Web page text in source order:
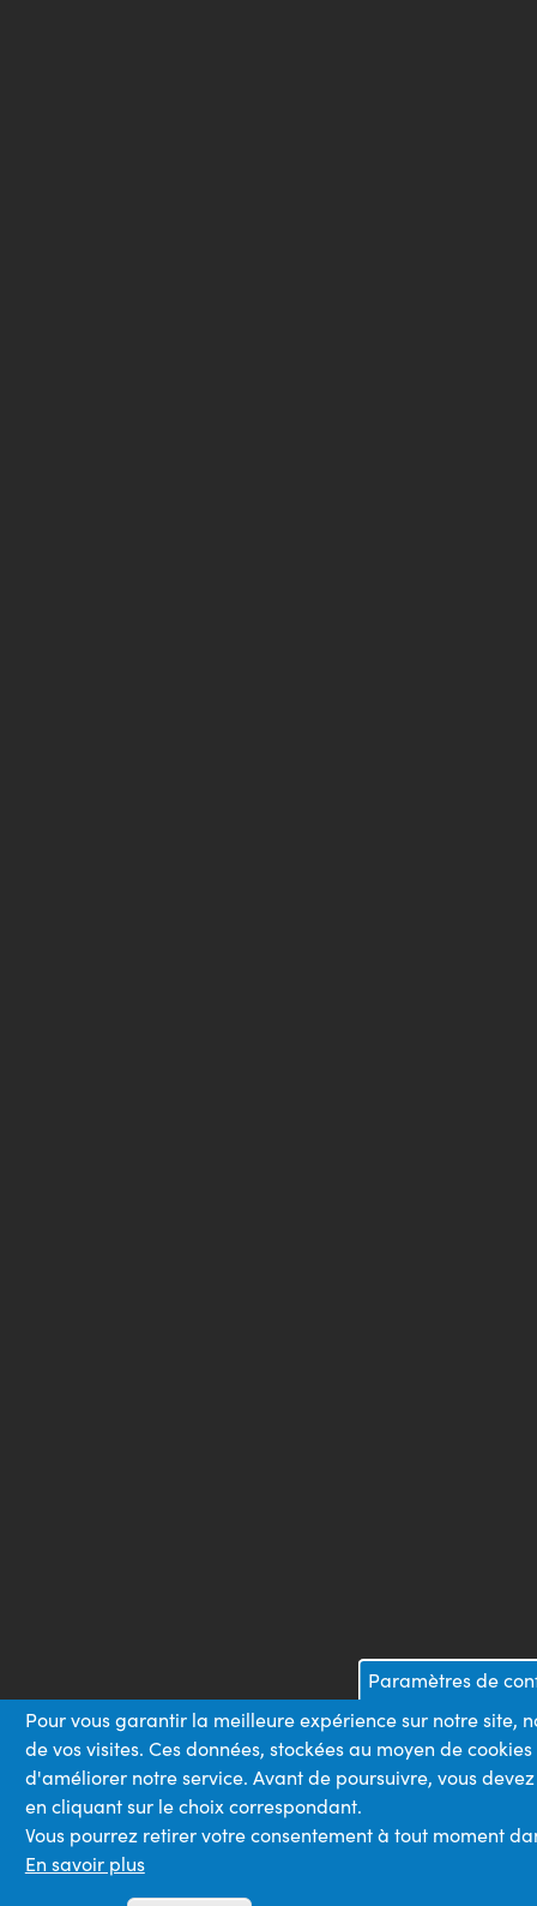
Paramètres de
Pour vous garantir la meilleure expérience sur notre site,
de vos visites. Ces données, stockées au moyen de
d'améliorer notre service. Avant de poursuivre, vous
en cliquant sur le choix correspondant.
Vous pourrez retirer votre consentement à tout moment
En savoir plus